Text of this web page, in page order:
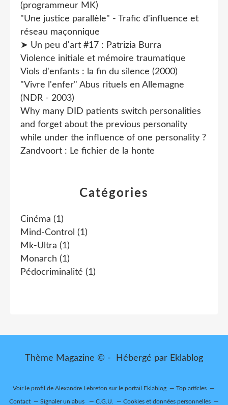
Catégories
Cinéma (1)
Mind-Control (1)
Mk-Ultra (1)
Monarch (1)
Pédocriminalité (1)
(programmeur MK)
"Une justice parallèle" - Trafic d'influence et
réseau maçonnique
➤ Un peu d'art #17 : Patrizia Burra
Violence initiale et mémoire traumatique
Viols d'enfants : la fin du silence (2000)
"Vivre l'enfer" Abus rituels en Allemagne
(NDR - 2003)
Why many DID patients switch personalities
and forget about the previous personality
while under the influence of one personality ?
Zandvoort : Le fichier de la honte
Thème Magazine © - Hébergé par Eklablog
Voir le profil deAlexandre Lebreton sur le portail Eklablog Top articles
Contact Signaler un abus C.G.U. Cookies et données personnelles